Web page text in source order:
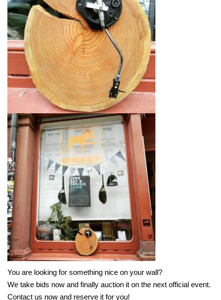
You are looking for something nice on your wall?
We take bids now and finally auction it on the next official event.
Contact us now and reserve it for you!